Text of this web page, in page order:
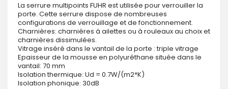
La serrure multipoints FUHR est utilisée pour verrouiller la
porte. Cette serrure dispose de nombreuses
configurations de verrouillage et de fonctionnement.
Charnières: charnières à ailettes ou à rouleaux au choix et
charnières dissimulées.
Vitrage inséré dans le vantail de la porte : triple vitrage
Epaisseur de la mousse en polyuréthane située dans le
vantail: 70 mm
Isolation thermique: Ud = 0.7W/(m2*K)
Isolation phonique: 30dB